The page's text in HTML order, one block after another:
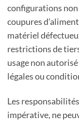
configurations
coupures
matériel
restrictions de
usage non
légales ou
Les
impérative, ne